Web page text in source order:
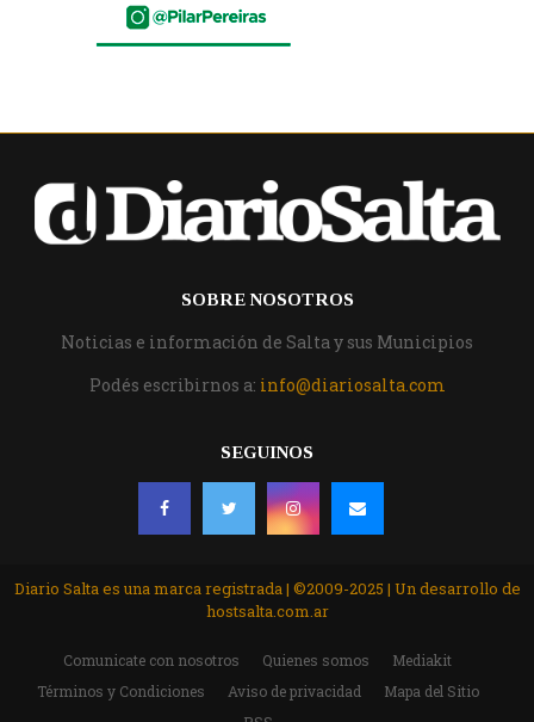
SOBRE NOSOTROS
Noticias e información de Salta y sus Municipios
Podés escribirnos a: info@diariosalta.com
SEGUINOS
Diario Salta es una marca registrada | ©2009-2025 | Un desarrollo de
hostsalta.com.ar
Comunicate con nosotros Quienes somos
Mediakit
Términos y Condiciones
Aviso de privacidad
Mapa del Sitio